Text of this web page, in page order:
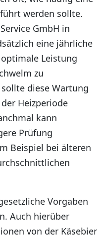
werden sollte.
GmbH in
eine jährliche
Leistung
zu
diese Wartung
Heizperiode
kann
Prüfung
Beispiel bei älteren
Vorgaben
Auch hierüber
von der Käsebier